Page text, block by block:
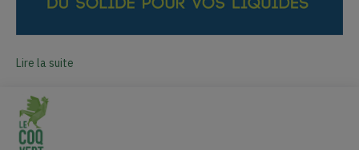
Lire la suite